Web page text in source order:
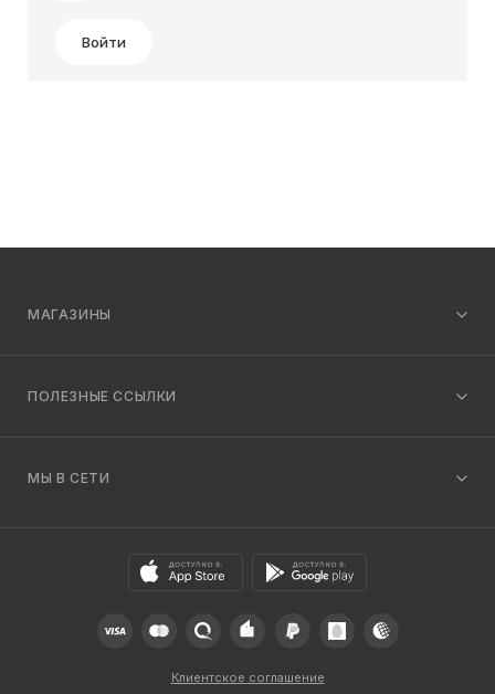
Войти
МАГАЗИНЫ
ПОЛЕЗНЫЕ ССЫЛКИ
МЫ В СЕТИ
Клиентское соглашение